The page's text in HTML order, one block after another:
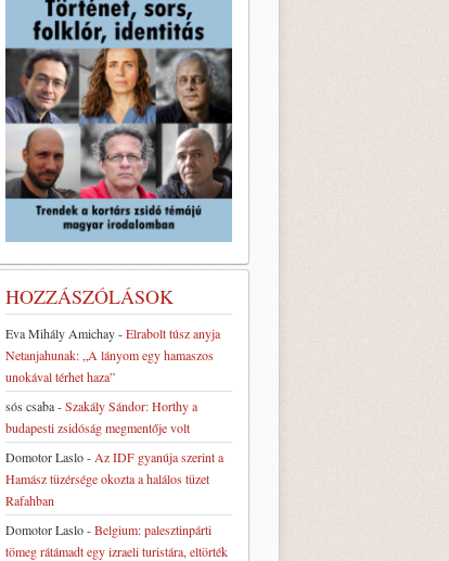
HOZZÁSZÓLÁSOK
Eva Mihály Amichay-Elrabolt túsz anyja
Netanjahunak: „A lányom egy hamaszos
unokával térhet haza”
sós csaba-Szakály Sándor: Horthy a
budapesti zsidóság megmentője volt
Domotor Laslo- Az IDF gyanúja szerint a
Hamász tüzérsége okozta a halálos tüzet
Rafahban
Domotor Laslo-Belgium: palesztinpárti
tömeg rátámadt egy izraeli turistára, eltörték